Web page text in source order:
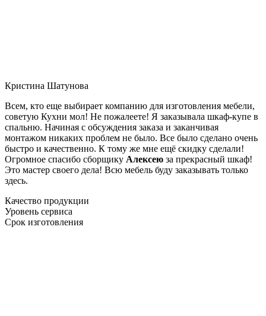
Кристина Шатунова
Всем, кто еще выбирает компанию для изготовления мебели,
советую Кухни мол! Не пожалеете! Я заказывала шкаф-купе в
спальню. Начиная с обсуждения заказа и заканчивая
монтажом никаких проблем не было. Все было сделано очень
быстро и качественно. К тому же мне ещё скидку сделали!
Огромное спасибо сборщику Алексею за прекрасный шкаф!
Это мастер своего дела! Всю мебель буду заказывать только
здесь.
Качество продукции
Уровень сервиса
Срок изготовления